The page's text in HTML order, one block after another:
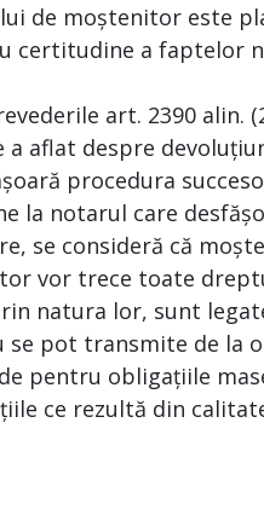
de moștenitor este
certitudine a faptelor
art. 2390 alin.
a aflat despre
procedura
la notarul care
se consideră că
vor trece toate
natura lor, sunt
pot transmite de la
pentru obligațiile
ce rezultă din